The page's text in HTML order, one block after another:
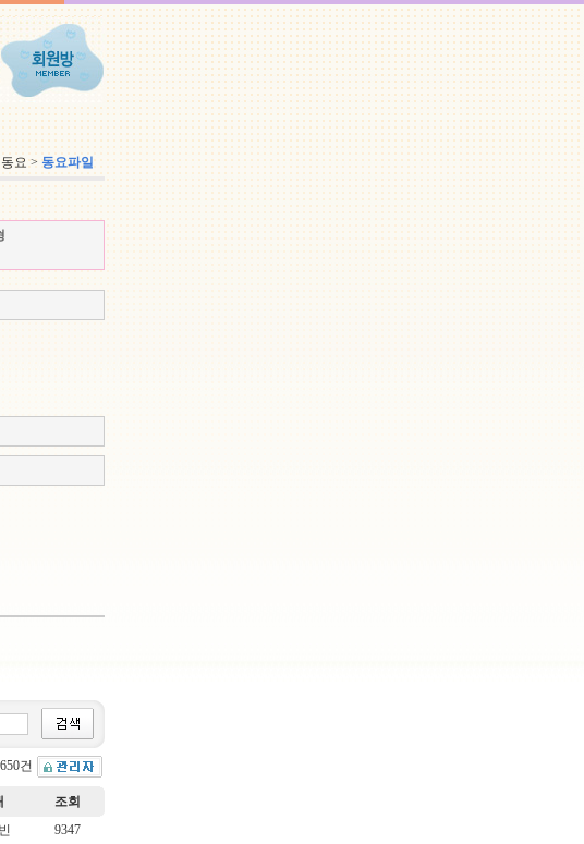
동요 > 동요파일
건
조회
9347